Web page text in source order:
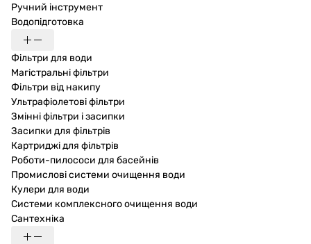
Ручний інструмент
Водопідготовка
Фільтри для води
Магістральні фільтри
Фільтри від накипу
Ультрафіолетові фільтри
Змінні фільтри і засипки
Засипки для фільтрів
Картриджі для фільтрів
Роботи-пилососи для басейнів
Промислові системи очищення води
Кулери для води
Системи комплексного очищення води
Сантехніка